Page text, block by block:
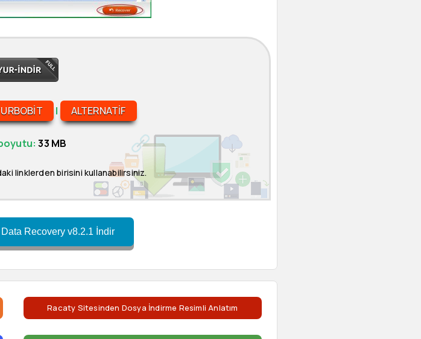
| ALTERNATIF
33 MB
linklerden birisini kullanabilirsiniz.
Recovery v8.2.1 İndir
Racaty Sitesinden Dosya İndirme Resimli Anlatım